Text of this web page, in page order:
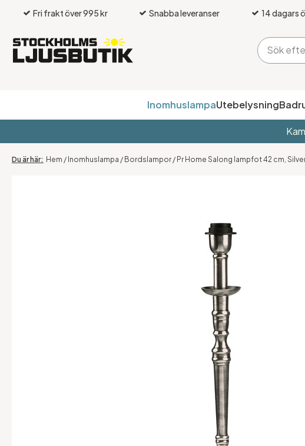
Fri frakt över 995 kr Snabba leveranser 14 dagars
InomhuslampaUtebelysning
Hem / Inomhuslampa / Bordslampor / Pr Home Salong lampfot 42 cm,